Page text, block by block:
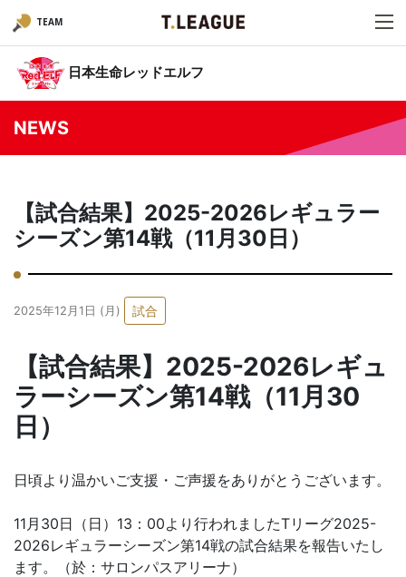
TEAM
日本生命レッドエルフ
NEWS
【試合結果】2025-2026レギュラー
シーズン第14戦（11月30日）
2025年12月1日 (月) 試合
【試合結果】2025-2026レギュ
ラーシーズン第14戦（11月30
日）
日頃より温かいご支援・ご声援をありがとうございます。
11月30日（日）13：00より行われましたTリーグ2025-
2026レギュラーシーズン第14戦の試合結果を報告いたし
ます。（於：サロンパスアリーナ）